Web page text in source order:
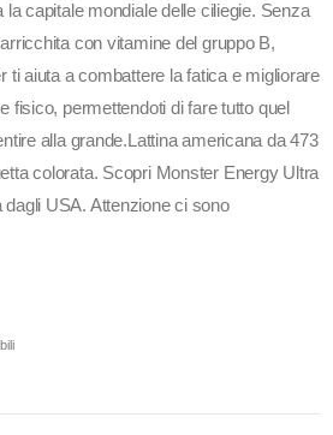
la capitale mondiale delle ciliegie. Senza
con vitamine del gruppo B,
ti aiuta a combattere la fatica e migliorare
fisico, permettendoti di fare tutto quel
alla grande.Lattina americana da 473
colorata. Scopri Monster Energy Ultra
USA. Attenzione ci sono